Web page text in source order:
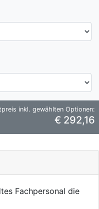
inkl. gewählten Optionen:
€ 292,16
Fachpersonal die